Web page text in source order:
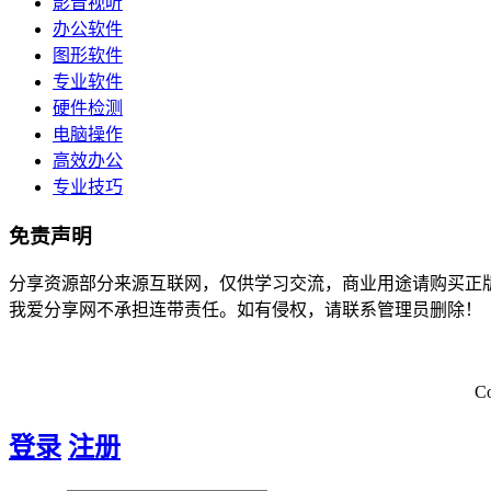
办公软件
图形软件
专业软件
硬件检测
电脑操作
高效办公
专业技巧
免责声明
分享资源部分来源互联网，仅供学习交流，商业用途请购买
我爱分享网不承担连带责任。如有侵权，请联系管理员删除！
登录 注册